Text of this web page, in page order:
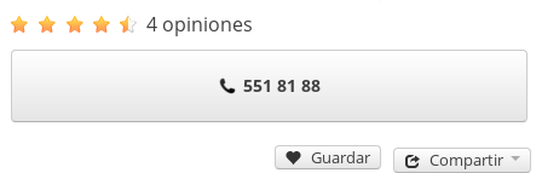
4 opiniones
551 81 88
Guardar Compartir